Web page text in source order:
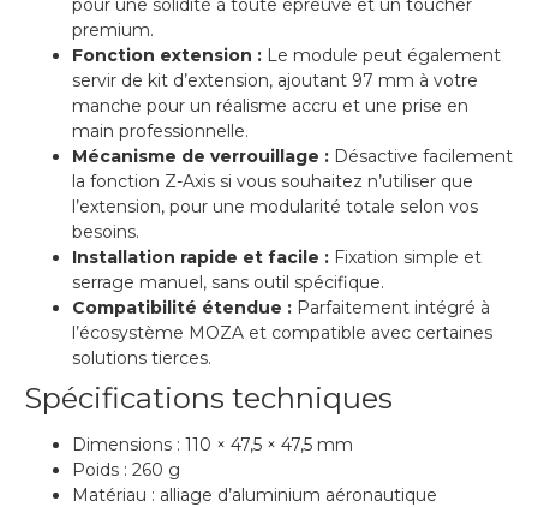
pour une solidité à toute épreuve et un toucher
premium.
Fonction extension : Le module peut également
servir de kit d’extension, ajoutant 97 mm à votre
manche pour un réalisme accru et une prise en
main professionnelle.
Mécanisme de verrouillage : Désactive facilement
la fonction Z-Axis si vous souhaitez n’utiliser que
l’extension, pour une modularité totale selon vos
besoins.
Installation rapide et facile : Fixation simple et
serrage manuel, sans outil spécifique.
Compatibilité étendue : Parfaitement intégré à
l’écosystème MOZA et compatible avec certaines
solutions tierces.
Spécifications techniques
Dimensions : 110 × 47,5 × 47,5 mm
Poids : 260 g
Matériau : alliage d’aluminium aéronautique